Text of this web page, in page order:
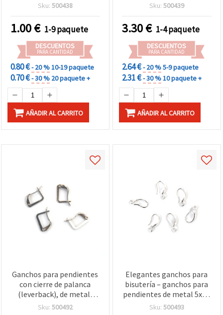
antiguo - 10 piezas
Sku: 500438
1.00€ 1-9 paquete
DESCUENTOS
PARA CANTIDAD
0.80 €- 20 %10-19 paquete
0.70 €- 30 % 20 paquete +
AÑADIR AL CARRITO
plata - 10 piezas
Sku: 500439
3.30€ 1-4 paquete
DESCUENTOS
PARA CANTIDAD
2.64 €- 20 %5-9 paquete
2.31 €- 30 %10 paquete +
AÑADIR AL CARRITO
Ganchos para pendientes
con cierre de palanca
(leverback), de metal,
7x10 mm, color plata - 10
Sku: 500492
Elegantes ganchos para
bisutería – ganchos para
pendientes de metal 5x14
mm, color blanco, 10 uds
Sku: 500493